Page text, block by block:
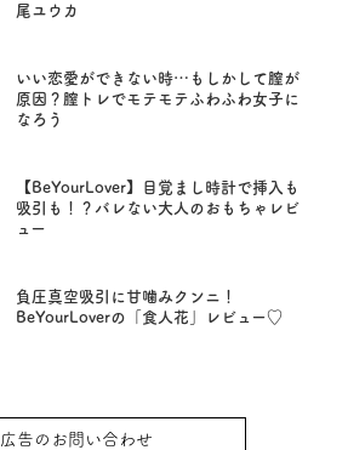
尾ユウカ
いい恋愛ができない時…もしかして膣が
原因？膣トレでモテモテふわふわ女子に
なろう
【BeYourLover】目覚まし時計で挿入も
吸引も！？バレない大人のおもちゃレビ
ュー
負圧真空吸引に甘噛みクンニ！
BeYourLoverの「食人花」レビュー♡
広告のお問い合わせ